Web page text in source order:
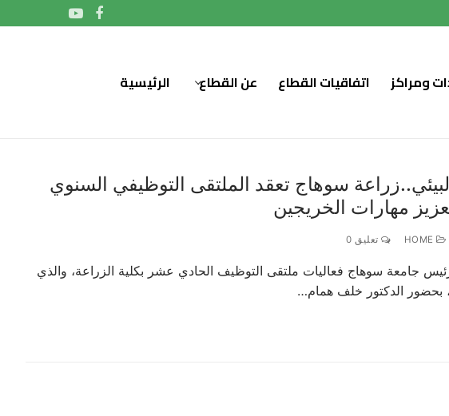
الرئيسية عن القطاع اتفاقيات القطاع ومراكز
سوهاج تعقد الملتقى التوظيفي السنوي
مهارات الخريجين
تعليق 0
جامعة سوهاج فعاليات ملتقى التوظيف الحادي عشر بكلية الزراعة، والذي
بحضور الدكتور خلف همام…